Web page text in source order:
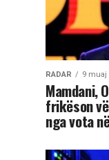
RADAR 9 muaj
Mamdani,
frikëson
nga vota